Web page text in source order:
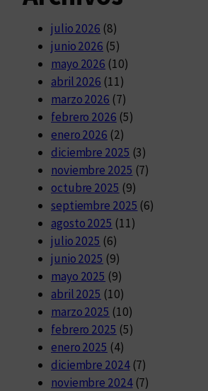
julio 2026 (8)
junio 2026 (5)
mayo 2026 (10)
abril 2026 (11)
marzo 2026 (7)
febrero 2026 (5)
enero 2026 (2)
diciembre 2025 (3)
noviembre 2025 (7)
octubre 2025 (9)
septiembre 2025 (6)
agosto 2025 (11)
julio 2025 (6)
junio 2025 (9)
mayo 2025 (9)
abril 2025 (10)
marzo 2025 (10)
febrero 2025 (5)
enero 2025 (4)
diciembre 2024(7)
noviembre 2024(7)